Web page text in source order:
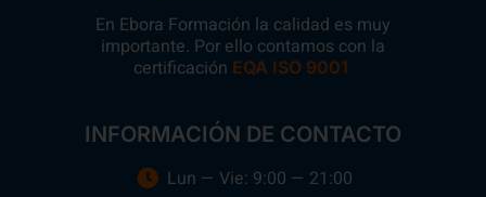
En Ebora Formación la calidad es muy
importante. Por ello contamos con la
certificación EQA ISO 9001
INFORMACIÓN DE CONTACTO
Lun — Vie: 9:00 — 21:00